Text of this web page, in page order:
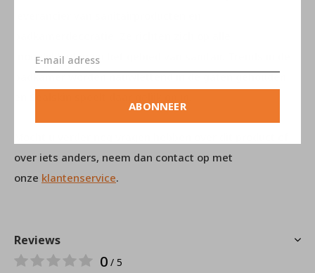
ABONNEER
mogelijkheden op het gebied van sanitair. Trends in de
badkamer worden nauwlettend in de gaten gehouden
over iets anders, neem dan contact op met
onze klantenservice.
Reviews
0 / 5